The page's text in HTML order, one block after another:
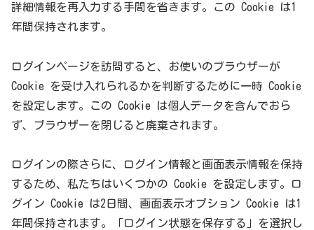
詳細情報を再入力する手間を省きます。この Cookie は1
年間保持されます。
ログインページを訪問すると、お使いのブラウザーが
Cookie を受け入れられるかを判断するために一時 Cookie
を設定します。この Cookie は個人データを含んでおら
ず、ブラウザーを閉じると廃棄されます。
ログインの際さらに、ログイン情報と画面表示情報を保持
するため、私たちはいくつかの Cookie を設定します。ロ
グイン Cookie は2日間、画面表示オプション Cookie は1
年間保持されます。「ログイン状態を保存する」を選択し